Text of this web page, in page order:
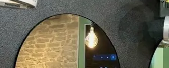
Natur & Parks